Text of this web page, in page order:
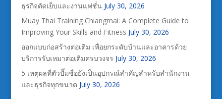
ธุรกิจตัดเย็บและงานแฟชั่น July 30, 2026
Muay Thai Training Chiangmai: A Complete Guide to
Improving Your Skills and Fitness July 30, 2026
ออกแบบก่อสร้างต่อเติม เพื่อยกระดับบ้านและอาคารด้วย
บริการรับเหมาต่อเติมครบวงจร July 30, 2026
5 เหตุผลที่ตัวปั๊มชื่อยังเป็นอุปกรณ์สำคัญสำหรับสำนักงาน
และธุรกิจทุกขนาด July 30, 2026